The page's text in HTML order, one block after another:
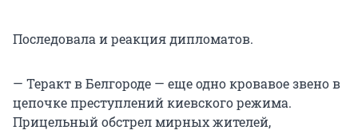
Последовала и реакция дипломатов.
— Теракт в Белгороде — еще одно кровавое звено в
цепочке преступлений киевского режима.
Прицельный обстрел мирных жителей,